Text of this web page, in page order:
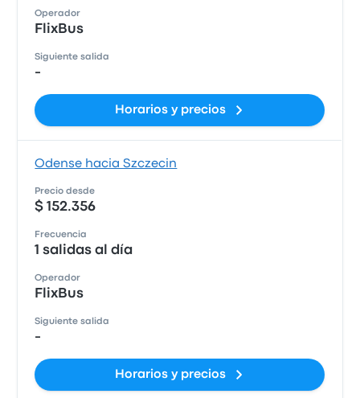
Operador
FlixBus
Siguiente salida
-
Horarios y precios
Odense hacia Szczecin
Precio desde
$ 152.356
Frecuencia
1 salidas al día
Operador
FlixBus
Siguiente salida
-
Horarios y precios